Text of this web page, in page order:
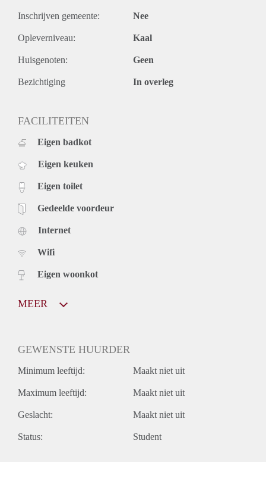
Inschrijven gemeente: Nee
Opleverniveau: Kaal
Huisgenoten: Geen
Bezichtiging In overleg
FACILITEITEN
Eigen badkot
Eigen keuken
Eigen toilet
Gedeelde voordeur
Internet
Wifi
Eigen woonkot
MEER
GEWENSTE HUURDER
Minimum leeftijd: Maakt niet uit
Maximum leeftijd: Maakt niet uit
Geslacht: Maakt niet uit
Status: Student